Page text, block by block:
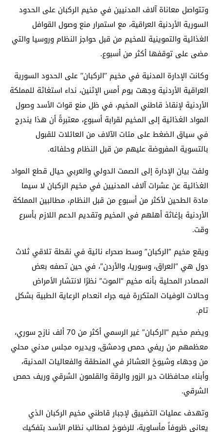
وتتواصل معاناة آلاف المدنيين في مخيم الركبان على الحدود
السورية الأردنية العراقية، مع استمرار منع وصول القوافل
الغذائية والتموينية للمخيم من قبل حواجز النظام وروسيا والتي
مضى على توقفها أكثر من أسبوع.
وكانت الإدارة المدنية في مخيم ’’الركبان‘‘ على الحدود السورية
العراقية الأردنية وجهت يوم أمس الإثنين، نداء استغاثة للمملكة
الأردنية لإنقاذ قاطني المخيم، في ظل منع قوات الأسد وصول
المواد الغذائية إلى المخيم لقرابة أسبوع، معتبرةً أن هذا يندرج
في سياق الضغط على مئات الآلاف من العائلات للقبول
بالتسوية المفروضة عليهم من قبل النظام وحلفائه.
ولفت بيان الإدارة إلى الصمت الدولي والعربي حيال قطع المواد
الغذائية عن عشرات آلاف المدنيين في مخيم الركبان لا سيما
مادة الطحين لأكثر من أسبوع من قبل النظام، مطالبين المملكة
الأردنية بإغاثة أهلهم في المخيم وتقديم الدعم اللازم بأسرع
وقت.
ويقع مخيم “الركبان” وسط صحراء نائية في نقطة تلاقي ثلاث
دول هي “العراق، وسوريا، والأردن”، في حين تصفه بعض
المصادر المحلية بأنه مخيم “الموت” نظرًا لانتشار الأمراض
وحالات الوفيات المتكررة فيه جراء انعدام الرعاية الطبية بشكل
تام.
ويضم مخيم “الركبان” غير الرسمي أكثر من 70 ألف نازح سوري،
معظمهم من ريفي حمص ودمشق، ويديره مجلس مدني محلي
من وجهاء وشيوخ العشائر في المنطقة والفعاليات المدنية،
وأبناء محافظات دير الزور والرقة والقلمون الشرقي وريف حمص
الشرقي.
وتهدف عمليات التضييق لإجبار قاطني مخيم الركبان الذي
يعاني ظروفاً مأساوية، للرضوخ لمطالب نظام الأسد بتفكيك